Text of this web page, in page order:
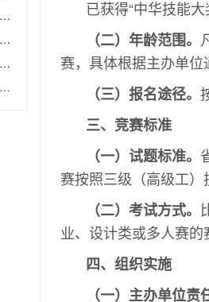
已获得“中华技能
（二）年龄范围。
赛，具体根据主办单位
（三）报名途径。
三、竞赛标准
（一）试题标准。
赛按照三级（高级工
（二）考试方式。
业、设计类或多人赛
四、组织实施
（一）主办单位责